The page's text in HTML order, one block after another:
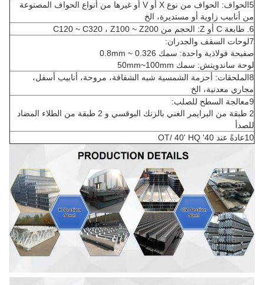
5الحواف: الحواف من نوع X أو V أو غيرها من أنواع الحواف المصنوعة
من أنابيب زاوية أو مستديرة، الخ
6. طابعة C أو Z: الحجم من C120 ~ C320 ، Z100 ~ Z200
7لوحات السقف والجدران:
صفيحة فولاذية واحدة: سمك 0.326 ~ 0.8mm
لوحة ساندويتش: سمك 50mm~100mm
8الملحقات: أحزمة الشمسية شبه الشفافة، مروحة، أنابيب أسفل،
مجاري معدنية، الخ
9معالجة السطح للصلب:
2 طبقة من البرايمر الغني بالزنك البوقسي و 2 طبقة من الطلاء المضاد
للصدأ
10عادةً عند 40' OT/ 40' HQ